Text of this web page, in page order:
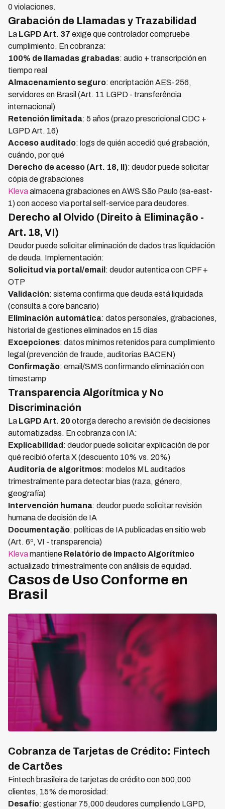
0 violaciones.
Grabación de Llamadas y Trazabilidad
La LGPD Art. 37 exige que controlador compruebe
cumplimiento. En cobranza:
100% de llamadas grabadas: audio + transcripción en
tiempo real
Almacenamiento seguro: encriptación AES-256,
servidores en Brasil (Art. 11 LGPD - transferência
internacional)
Retención limitada: 5 años (prazo prescricional CDC +
LGPD Art. 16)
Acceso auditado: logs de quién accedió qué grabación,
cuándo, por qué
Derecho de acesso (Art. 18, II): deudor puede solicitar
cópia de grabaciones
Klevaalmacena grabaciones en AWS São Paulo (sa-east-
1) con acceso via portal self-service para deudores.
Derecho al Olvido (Direito à Eliminação -
Art. 18, VI)
Deudor puede solicitar eliminación de dados tras liquidación
de deuda. Implementación:
Solicitud via portal/email : deudor autentica con CPF +
OTP
Validación: sistema confirma que deuda está liquidada
(consulta a core bancario)
Eliminación automática: datos personales, grabaciones,
historial de gestiones eliminados en 15 días
Excepciones: datos mínimos retenidos para cumplimiento
legal (prevención de fraude, auditorías BACEN)
Confirmação: email/SMS confirmando eliminación con
timestamp
Transparencia Algorítmica y No
Discriminación
La LGPD Art. 20 otorga derecho a revisión de decisiones
automatizadas. En cobranza con IA:
Explicabilidad : deudor puede solicitar explicación de por
qué recibió oferta X (descuento 10% vs. 20%)
Auditoría de algoritmos: modelos ML auditados
trimestralmente para detectar bias (raza, género,
geografía)
Intervención humana: deudor puede solicitar revisión
humana de decisión de IA
Documentação: políticas de IA publicadas en sitio web
(Art. 6º, VI - transparencia)
Klevamantiene Relatório de Impacto Algorítmico
actualizado trimestralmente con análisis de equidad.
Casos de Uso Conforme en
Brasil
Cobranza de Tarjetas de Crédito: Fintech
de Cartões
Fintech brasileira de tarjetas de crédito con 500,000
clientes, 15% de morosidad:
Desafío: gestionar 75,000 deudores cumpliendo LGPD,